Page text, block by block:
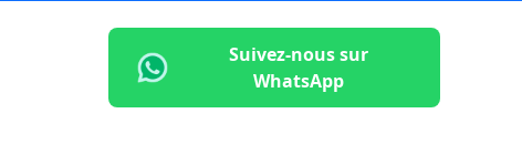
Suivez-nous sur
WhatsApp